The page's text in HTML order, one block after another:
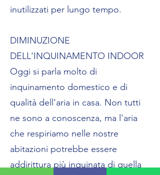
inutilizzati per lungo tempo.
DIMINUZIONE
DELL'INQUINAMENTO INDOOR
Oggi si parla molto di
inquinamento domestico e di
qualità dell’aria in casa. Non tutti
ne sono a conoscenza, ma l'aria
che respiriamo nelle nostre
abitazioni potrebbe essere
addirittura più inquinata di quella